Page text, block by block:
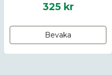
325 kr
Bevaka